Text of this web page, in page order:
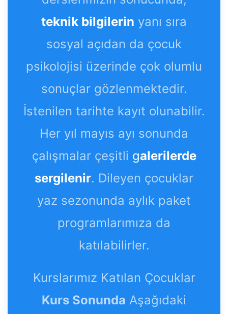
teknik bilgilerin yanı sıra
sosyal açıdan da çocuk
psikolojisi üzerinde çok olumlu
sonuçlar gözlenmektedir.
İstenilen tarihte kayıt olunabilir.
Her yıl mayıs ayı sonunda
çalışmalar çeşitli galerilerde
sergilenir. Dileyen çocuklar
yaz sezonunda aylık paket
programlarımıza da
katılabilirler.
Kurslarımız Katılan Çocuklar
Kurs Sonunda Aşağıdaki